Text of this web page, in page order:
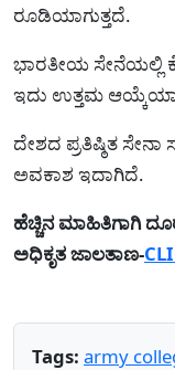
ರೂಡಿಯಾಗುತ್ತದೆ.
ಭಾರತೀಯ ಸೇನೆಯಲ್ಲಿ
ಇದು ಉತ್ತಮ
ದೇಶದ ಪ್ರತಿಷ್ಠಿತ
ಅವಕಾಶ ಇದಾಗಿದೆ.
ಹೆಚ್ಚಿನ ಮಾಹಿತಿಗಾಗಿ
ಅಧಿಕೃತ ಜಾಲತಾಣ-
Tags: army